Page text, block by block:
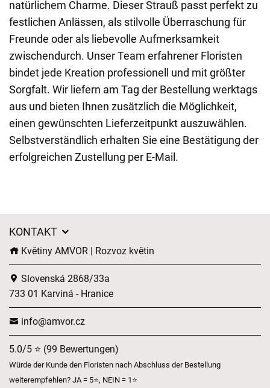
natürlichem Charme. Dieser Strauß passt perfekt zu
festlichen Anlässen, als stilvolle Überraschung für
Freunde oder als liebevolle Aufmerksamkeit
zwischendurch. Unser Team erfahrener Floristen
bindet jede Kreation professionell und mit größter
Sorgfalt. Wir liefern am Tag der Bestellung werktags
aus und bieten Ihnen zusätzlich die Möglichkeit,
einen gewünschten Lieferzeitpunkt auszuwählen.
Selbstverständlich erhalten Sie eine Bestätigung der
erfolgreichen Zustellung per E-Mail.
KONTAKT
Květiny AMVOR | Rozvoz květin
Slovenská 2868/33a
733 01 Karviná - Hranice
info@amvor.cz
5.0/5 ⭐ (99 Bewertungen)
Würde der Kunde den Floristen nach Abschluss der Bestellung
weiterempfehlen? JA = 5⭐, NEIN = 1⭐